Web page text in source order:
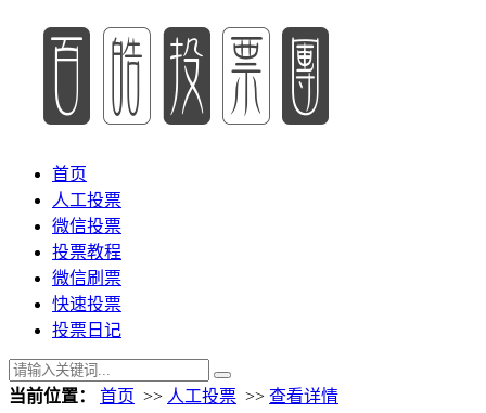
首页
人工投票
微信投票
投票教程
微信刷票
快速投票
投票日记
当前位置： 首页 >> 人工投票 >> 查看详情